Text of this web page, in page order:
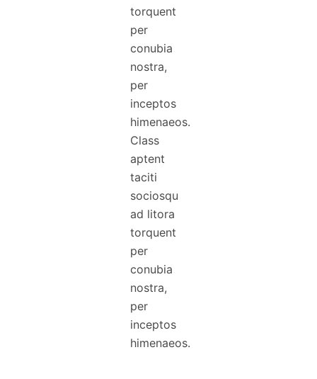
torquent
per
conubia
nostra,
per
inceptos
himenaeos.
Class
aptent
taciti
sociosqu
ad litora
torquent
per
conubia
nostra,
per
inceptos
himenaeos.